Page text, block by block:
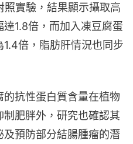
實驗，結果顯示攝取高
1.8倍，而加入凍豆腐蛋
倍，脂肪肝情況也同步
抗性蛋白質含量在植物
肥胖外，研究也確認其
預防部分結腸腫瘤的潛